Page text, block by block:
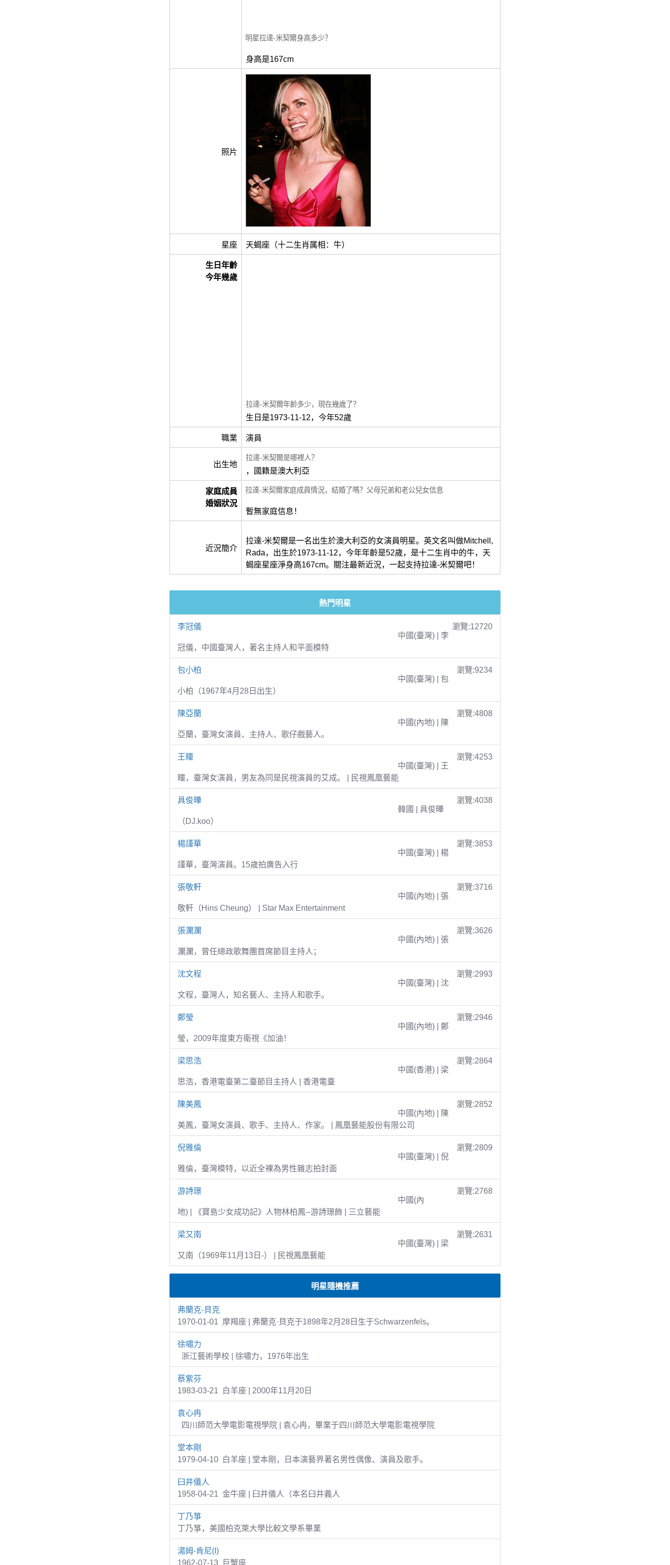
明星拉達-米契爾身高多少？
身高是167cm
照片
星座 天蝎座（十二生肖属相：牛）
生日年齡
今年幾歲
拉達-米契爾年齡多少，現在幾歲了？
生日是1973-11-12，今年52歲
職業 演員
出生地
拉達-米契爾是哪裡人？
，國籍是澳大利亞
家庭成員
婚姻狀況
拉達-米契爾家庭成員情況，結婚了嗎？父母兄弟和老公兒女信息
暫無家庭信息！
近況簡介
拉達-米契爾是一名出生於澳大利亞的女演員明星。英文名叫做Mitchell,
Rada，出生於1973-11-12，今年年齡是52歲，是十二生肖中的牛，天
蝎座星座淨身高167cm。關注最新近況，一起支持拉達-米契爾吧！
熱門明星
李冠儀
瀏覽:12720
中國(臺灣) | 李
冠儀，中國臺灣人，著名主持人和平面模特
包小柏
瀏覽:9234
中國(臺灣) | 包
小柏（1967年4月28日出生）
陳亞蘭
瀏覽:4808
中國(內地) | 陳
亞蘭，臺灣女演員、主持人、歌仔戲藝人。
王瞳
瀏覽:4253
中國(臺灣) | 王
瞳，臺灣女演員，男友為同是民視演員的艾成。 | 民視鳳凰藝能
具俊曄
瀏覽:4038
韓國 | 具俊曄
（DJ.koo）
楊謹華
瀏覽:3853
中國(臺灣) | 楊
謹華，臺灣演員。15歲拍廣告入行
張敬軒
瀏覽:3716
中國(內地) | 張
敬軒（Hins Cheung） | Star Max Entertainment
張瀾瀾
瀏覽:3626
中國(內地) | 張
瀾瀾，曾任總政歌舞團首席節目主持人；
沈文程
瀏覽:2993
中國(臺灣) | 沈
文程，臺灣人，知名藝人、主持人和歌手。
鄭瑩
瀏覽:2946
中國(內地) | 鄭
瑩，2009年度東方衛視《加油！
梁思浩
瀏覽:2864
中國(香港) | 梁
思浩，香港電臺第二臺節目主持人 | 香港電臺
陳美鳳
瀏覽:2852
中國(內地) | 陳
美鳳，臺灣女演員、歌手、主持人、作家。 | 鳳凰藝能股份有限公司
倪雅倫
瀏覽:2809
中國(臺灣) | 倪
雅倫，臺灣模特，以近全裸為男性雜志拍封面
游詩璟
瀏覽:2768
中國(內
地) | 《寶島少女成功記》人物林柏鳳--游詩璟飾 | 三立藝能
梁又南
瀏覽:2631
中國(臺灣) | 梁
又南（1969年11月13日-） | 民視鳳凰藝能
明星隨機推薦
弗蘭克-貝克
1970-01-01 摩羯座 | 弗蘭克·貝克于1898年2月28日生于Schwarzenfels。
徐嘯力
浙江藝術學校 | 徐嘯力，1976年出生
蔡紫芬
1983-03-21 白羊座 | 2000年11月20日
袁心冉
四川師范大學電影電視學院 | 袁心冉，畢業于四川師范大學電影電視學院
堂本剛
1979-04-10 白羊座 | 堂本剛，日本演藝界著名男性偶像、演員及歌手。
臼井儀人
1958-04-21 金牛座 | 臼井儀人（本名臼井義人
丁乃箏
丁乃箏，美國柏克萊大學比較文學系畢業
湯姆-肯尼(I)
1962-07-13 巨蟹座